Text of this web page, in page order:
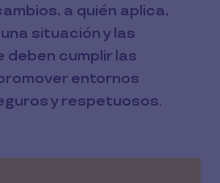
a quién aplica,
situación y las
deben cumplir las
entornos
y respetuosos.